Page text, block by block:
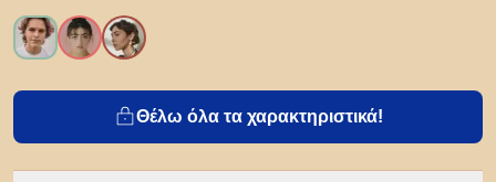
Θέλω όλα τα χαρακτηριστικά!